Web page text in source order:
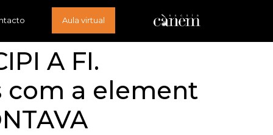
Aula virtual
A FI.
com a element